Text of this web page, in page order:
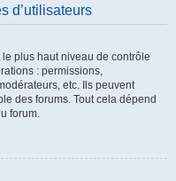
d’utilisateurs
plus haut niveau de contrôle
: permissions,
etc. Ils peuvent
des forums. Tout cela dépend
forum.